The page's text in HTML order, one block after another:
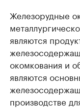
Железорудные
являются
окомкования и
являются
производстве